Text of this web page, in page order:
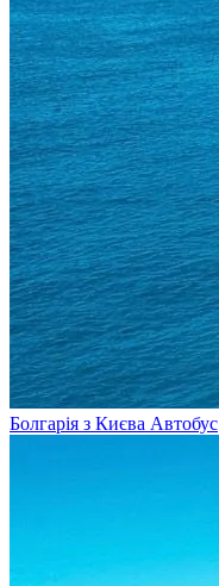
Болгарія з Києва Автобус